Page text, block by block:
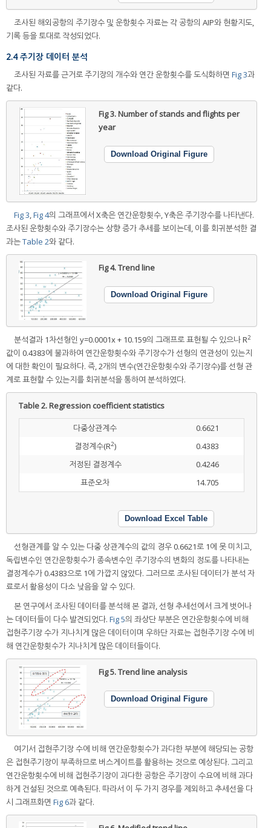
조사된 해외공항의 주기장수 및 운항횟수 자료는 각 공항의 AIP와 현황지도,
기록 등을 토대로 작성되었다.
2.4 주기장 데이터 분석
조사된 자료를 근거로 주기장의 개수와 연간 운항횟수를 도식화하면 Fig 3과
같다.
Fig 3.Number of stands and flights per
year
Download Original Figure
Fig 3,Fig 4의 그래프에서 X축은 연간운항횟수, Y축은 주기장수를 나타낸다.
조사된 운항횟수와 주기장수는 상향 증가 추세를 보이는데, 이를 회귀분석한 결
과는Table 2와 같다.
Fig 4.Trend line
Download Original Figure
분석결과 1차선형인 y=0.0001x + 10.159의 그래프로 표현될 수 있으나 R2
값이 0.4383에 불과하여 연간운항횟수와 주기장수가 선형의 연관성이 있는지
에 대한 확인이 필요하다. 즉, 2개의 변수(연간운항횟수와 주기장수)를 선형 관
계로 표현할 수 있는지를 회귀분석을 통하여 분석하였다.
Table 2.Regression coefficient statistics
다중상관계수
0.6621
결정계수(R2)
0.4383
저정된 결정계수
0.4246
표준오차
14.705
Download Excel Table
선형관계를 알 수 있는 다중 상관계수의 값의 경우 0.6621로 1에 못 미치고,
독립변수인 연간운항횟수가 종속변수인 주기장수의 변화의 정도를 나타내는
결정계수가 0.4383으로 1에 가깝지 않았다. 그러므로 조사된 데이터가 분석 자
료로서 활용성이 다소 낮음을 알 수 있다.
본 연구에서 조사된 데이터를 분석해 본 결과, 선형 추세선에서 크게 벗어나
는 데이터들이 다수 발견되었다. Fig 5의 좌상단 부분은 연간운항횟수에 비해
접현주기장 수가 지나치게 많은 데이터이며 우하단 자료는 접현주기장 수에 비
해 연간운항횟수가 지나치게 많은 데이터들이다.
Fig 5.Trend line analysis
Download Original Figure
여기서 접현주기장 수에 비해 연간운항횟수가 과다한 부분에 해당되는 공항
은 접현주기장이 부족하므로 버스게이트를 활용하는 것으로 예상된다. 그리고
연간운항횟수에 비해 접현주기장이 과다한 공항은 주기장이 수요에 비해 과다
하게 건설된 것으로 예측된다. 따라서 이 두 가지 경우를 제외하고 추세선을 다
시 그래프화면 Fig 6과 같다.